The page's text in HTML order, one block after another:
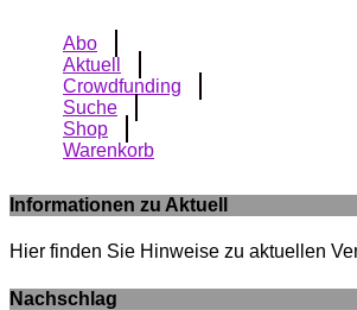
Abo
Aktuell
Crowdfunding
Suche
Shop
Warenkorb
Informationen zu Aktuell
Hier finden Sie Hinweise zu aktuellen
Nachschlag